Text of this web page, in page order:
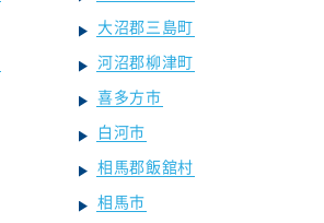
大沼郡三島町
河沼郡柳津町
喜多方市
白河市
相馬郡飯舘村
相馬市